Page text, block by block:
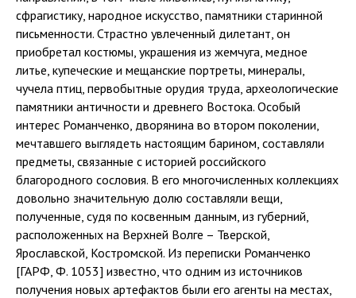
сфрагистику, народное искусство, памятники старинной
письменности. Страстно увлеченный дилетант, он
приобретал костюмы, украшения из жемчуга, медное
литье, купеческие и мещанские портреты, минералы,
чучела птиц, первобытные орудия труда, археологические
памятники античности и древнего Востока. Особый
интерес Романченко, дворянина во втором поколении,
мечтавшего выглядеть настоящим барином, составляли
предметы, связанные с историей российского
благородного сословия. В его многочисленных коллекциях
довольно значительную долю составляли вещи,
полученные, судя по косвенным данным, из губерний,
расположенных на Верхней Волге – Тверской,
Ярославской, Костромской. Из переписки Романченко
[ГАРФ, Ф. 1053] известно, что одним из источников
получения новых артефактов были его агенты на местах,